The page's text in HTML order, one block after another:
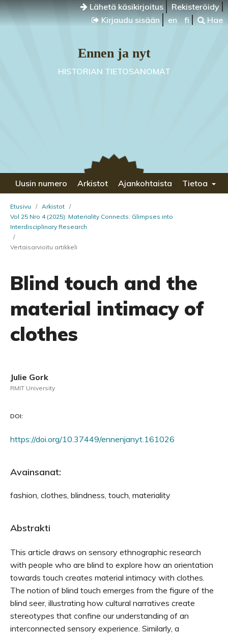
Lähetä käsikirjoitus
Rekisteröidy
Kirjaudu sisään
en fi Hae
Ennen ja nyt
HISTORIAN TIETOSANOMAT
Uusin numero Arkistot Ajankohtaista Tietoa
Etusivu / Arkistot /
Vol 25 Nro 4 (2025): Materiality Connects: Glimpses into
Interdisciplinary Research
/
Vertaisarvioitu artikkeli
Blind touch and the
material intimacy of
clothes
Julie Gork
RMIT University
DOI:
https://doi.org/10.37449/ennenjanyt.161026
Avainsanat:
fashion, clothes, blindness, touch, materiality
Abstrakti
This article draws on sensory ethnographic research
with people who are blind to explore how an orientation
towards touch creates material intimacy with clothes.
The notion of blind touch emerges from the figure of the
blind seer, illustrating how cultural narratives create
stereotypes that confine our understanding of an
interconnected sensory experience. Similarly, a